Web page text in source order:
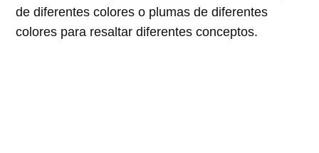
de diferentes colores o plumas de diferentes
colores para resaltar diferentes conceptos.